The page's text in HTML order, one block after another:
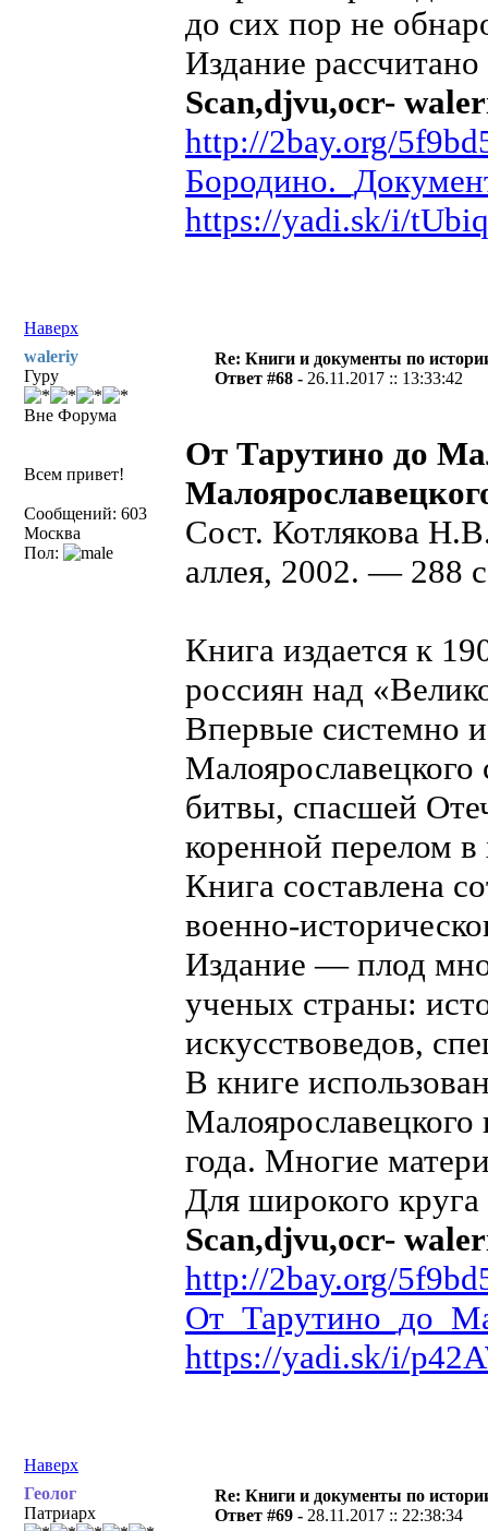
до сих пор не
Издание
Scan,djvu,ocr-
http://2bay.org/
https://yadi.sk/i/
Наверх
waleriy
Гуру
Вне Форума
Всем привет!
Сообщений: 603
Москва
Пол:
Re: Книги и документы по
Ответ #68 - 26.11.2017 :: 13:33:42
От Тарутино до
Сост. Котлякова
аллея, 2002. —
Книга издается к
россиян над
Впервые системно
Малоярославецкого
битвы, спасшей
коренной перелом
Книга составлена
военно-
Издание — плод
ученых страны:
искусствоведов,
В книге
Малоярославецкого
года. Многие
Для широкого круга
Scan,djvu,ocr-
http://2bay.org/
https://yadi.sk/i/
Наверх
Геолог
Патриарх
Re: Книги и документы по
Ответ #69 - 28.11.2017 :: 22:38:34